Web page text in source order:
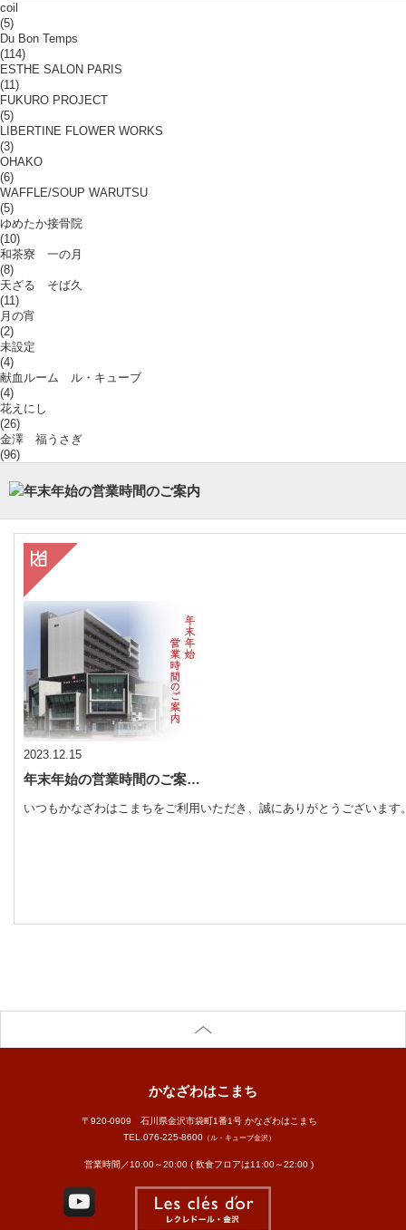
coil
(5)
Du Bon Temps
(114)
ESTHE SALON PARIS
(11)
FUKURO PROJECT
(5)
LIBERTINE FLOWER WORKS
(3)
OHAKO
(6)
WAFFLE/SOUP WARUTSU
(5)
ゆめたか接骨院
(10)
和茶寮 一の月
(8)
天ざる そば久
(11)
月の宵
(2)
未設定
(4)
献血ルーム ル・キューブ
(4)
花えにし
(26)
金澤 福うさぎ
(96)
2023.12.15
年末年始の営業時間のご案…
いつもかなざわはこまちをご利用いただき、誠にありがとうございま
かなざわはこまち
〒920-0909 石川県金沢市袋町1番1号 かなざわはこまち
TEL. 076-225-8600（ル・キューブ金沢）
営業時間／10:00～20:00 ( 飲食フロアは11:00～22:00 )